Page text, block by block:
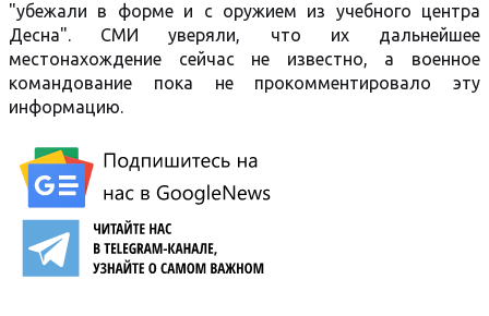
"убежали в форме и с оружием из учебного центра
Десна". СМИ уверяли, что их дальнейшее
местонахождение сейчас не известно, а военное
командование пока не прокомментировало эту
информацию.